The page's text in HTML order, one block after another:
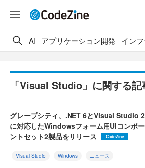
AI アプリケーション開発 インフ
「Visual Studio」に関する
グレープシティ、.NET 6とVisual Studio
に対応したWindowsフォーム用UIコンポ
ントセット2製品をリリース
CodeZine
Visual Studio Windows ニュース